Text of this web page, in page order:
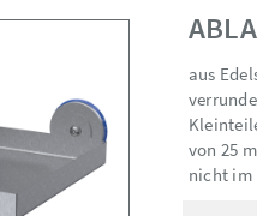
aus
von 25
nicht im